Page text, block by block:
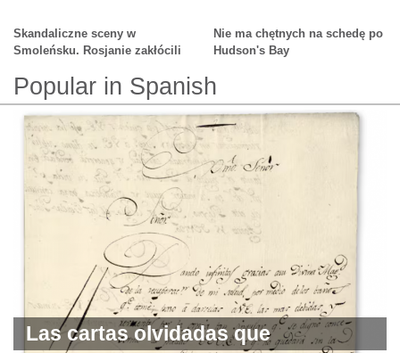
Skandaliczne sceny w
Smoleńsku. Rosjanie zakłócili
katastrofy
Nie ma chętnych na schedę po
Hudson's Bay
Popular in Spanish
Las cartas olvidadas que